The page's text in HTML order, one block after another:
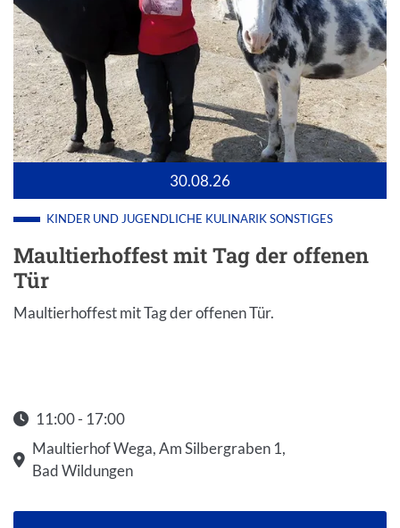
30.08.26
KINDER UND JUGENDLICHE KULINARIKSONSTIGES
Maultierhoffest mit Tag der offenen
Tür
Maultierhoffest mit Tag der offenen Tür.
11:00 - 17:00
Startzeit: 11:00
Maultierhof Wega, Am Silbergraben 1,
Bad Wildungen